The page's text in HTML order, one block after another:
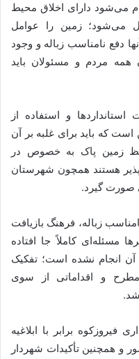
می‌شود دارای اخلاق محیط
می‌شود؛ زمین را عوامل
دفع نامناسب زباله و وجود
مردم و مسئولان باید
و استفاده از
که باید برای غلبه بر آن
زمین پاک به خصوص در
هستند همچون شهرستان
صورت گیرد.
زباله، فرهنگ بازیافت
مسئله‌ای کاملاً جا افتاده
آن انجام نشده است؛ تفکیک
و اقداماتی از سوی
شد.
برابر با ابلاغیه
و همچنین تأکیدات شهردار